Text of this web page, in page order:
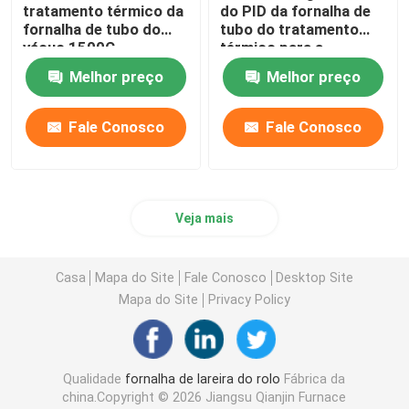
estufa cerâmica
fornalha de aglomeração
Gerador de gás nitrogênio
Fornos de secagem
Forno de tratamento térmico
tratamento térmico da
fornalha de tubo do
vácuo 1500C
Melhor preço
Fale Conosco
do PID da fornalha de
tubo do tratamento
térmico para a
calcinação e a
secagem do
laboratório
Melhor preço
Fale Conosco
Veja mais
Casa Mapa do Site Fale Conosco
Desktop Site
Mapa do Site
Privacy Policy
Qualidade fornalha de lareira do rolo Fábrica da
china.Copyright © 2026 Jiangsu Qianjin Furnace